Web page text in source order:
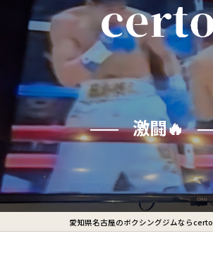
激闘🔥
愛知県名古屋のボクシングジムならcerto